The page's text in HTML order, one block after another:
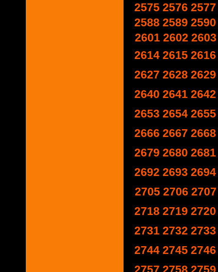
2575 2576 2577
2588 2589 2590
2601 2602 2603
2614 2615 2616
2627 2628 2629
2640 2641 2642
2653 2654 2655
2666 2667 2668
2679 2680 2681
2692 2693 2694
2705 2706 2707
2718 2719 2720
2731 2732 2733
2744 2745 2746